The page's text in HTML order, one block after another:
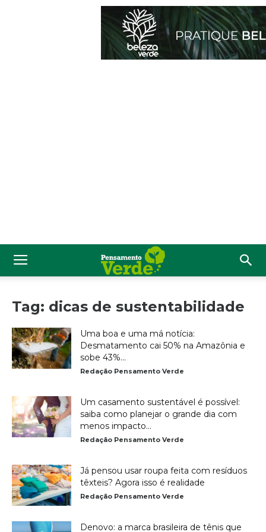
Tag: dicas de sustentabilidade
Uma boa e uma má notícia:
Desmatamento cai 50% na Amazônia e
sobe 43%...
Redação Pensamento Verde
Um casamento sustentável é possível:
saiba como planejar o grande dia com
menos impacto...
Redação Pensamento Verde
Já pensou usar roupa feita com resíduos
têxteis? Agora isso é realidade
Redação Pensamento Verde
Denovo: a marca brasileira de tênis que